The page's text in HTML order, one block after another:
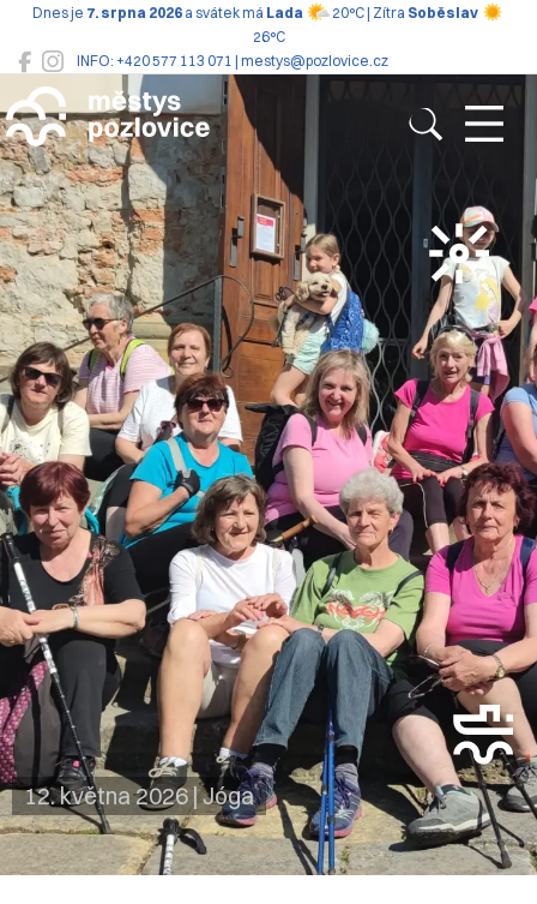
INFO: +420 577 113 071 | mestys@pozlovice.cz
Dnes je 7. srpna 2026 a svátek má Lada 20°C | Zítra Soběslav
26°C
Pozlovice
12. května 2026|Jóga